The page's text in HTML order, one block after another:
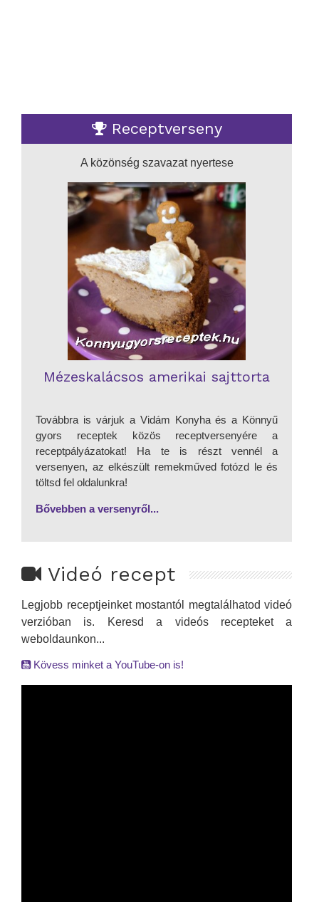
Receptverseny
A közönség szavazat nyertese
Mézeskalácsos amerikai sajttorta
Továbbra is várjuk a Vidám Konyha és a Könnyű
gyors receptek közös receptversenyére a
receptpályázatokat! Ha te is részt vennél a
versenyen, az elkészült remekműved fotózd le és
töltsd fel oldalunkra!
Bővebben a versenyről...
Videó recept
Legjobb receptjeinket mostantól megtalálhatod videó
verzióban is. Keresd a videós recepteket a
weboldaunkon...
Kövess minket a YouTube-on is!